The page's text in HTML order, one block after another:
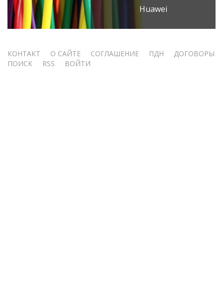
Huawei
Меню
КОНТАКТ О САЙТЕ СОГЛАШЕНИЕ ПДН
ДОГОВОРЫ
ПОИСК
RSS ВОЙТИ